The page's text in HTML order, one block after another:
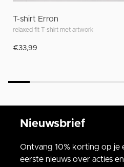
T-shirt Erron
relaxed fit T-shirt met artwork
€33,99
Nieuwsbrief
Ontvang 10% korting op je
eerste nieuws over acties